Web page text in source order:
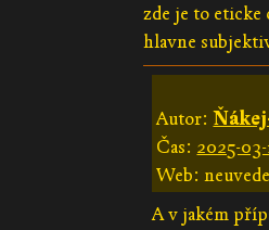
zde je to
hlavne
Autor:
Čas: 2025-
Web:
A v jakém